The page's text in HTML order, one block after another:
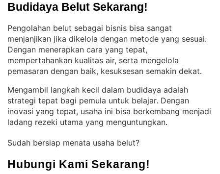
Budidaya Belut Sekarang!
Pengolahan belut sebagai bisnis bisa sangat
menjanjikan jika dikelola dengan metode yang sesuai
Dengan menerapkan cara yang tepat,
mempertahankan kualitas air, serta mengelola
pemasaran dengan baik, kesuksesan semakin dekat.
Mengambil langkah kecil dalam budidaya adalah
strategi tepat bagi pemula untuk belajar. Dengan
inovasi yang tepat, usaha ini bisa berkembang menjadi
ladang rezeki utama yang menguntungkan.
Sudah bersiap menata usaha belut?
Hubungi Kami Sekarang!